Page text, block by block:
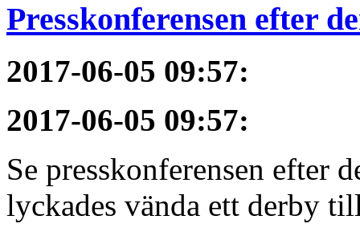
Presskonferensen efter
2017-06-05 09:57:
2017-06-05 09:57:
Se presskonferensen efter
lyckades vända ett derby